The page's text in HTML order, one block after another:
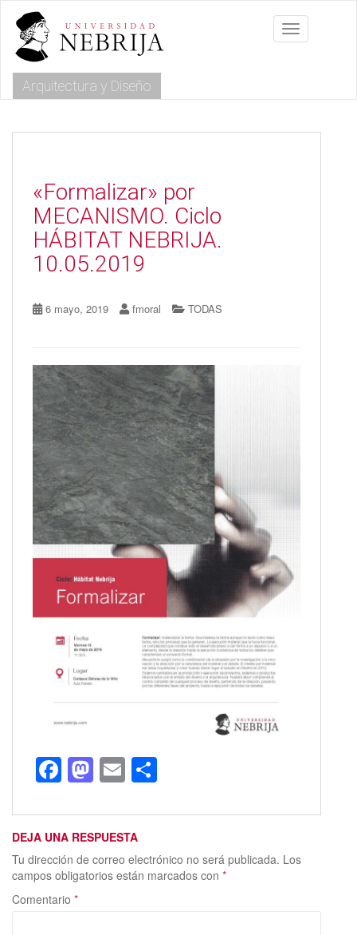
m
Toggle
Arquitectura y Diseño
«Formalizar» por
MECANISMO. Ciclo
HÁBITAT NEBRIJA.
10.05.2019
6 mayo, 2019 fmoral TODAS
F
e
b
o
o
M
to
d
o
E
ai
l
m
p
ar
DEJA UNA RESPUESTA
Tu dirección de correo electrónico no será publicada. Los
campos obligatorios están marcados con *
Comentario *